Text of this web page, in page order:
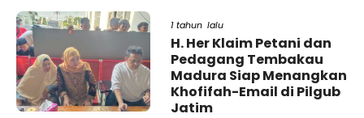
1 tahun lalu
H. Her Klaim Petani dan
Pedagang Tembakau
Madura Siap Menangkan
Khofifah-Email di Pilgub
Jatim